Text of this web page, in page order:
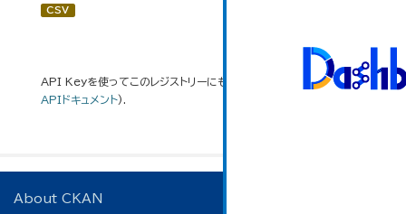
CSV
API Keyを使ってこのレジストリーにもアクセス可能ですAPI(see
APIドキュメント).
About CKAN